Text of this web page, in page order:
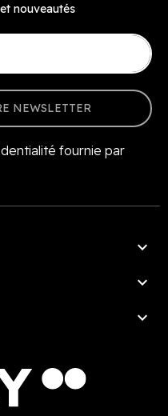
nouveautés
NEWSLETTER
fournie par


